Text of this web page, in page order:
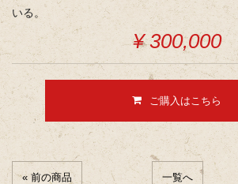
いる。
¥ 300,000
ご購入はこちら
« 前の商品 一覧へ